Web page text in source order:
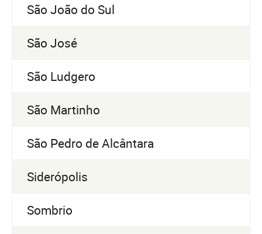
São João do Sul
São José
São Ludgero
São Martinho
São Pedro de Alcântara
Siderópolis
Sombrio